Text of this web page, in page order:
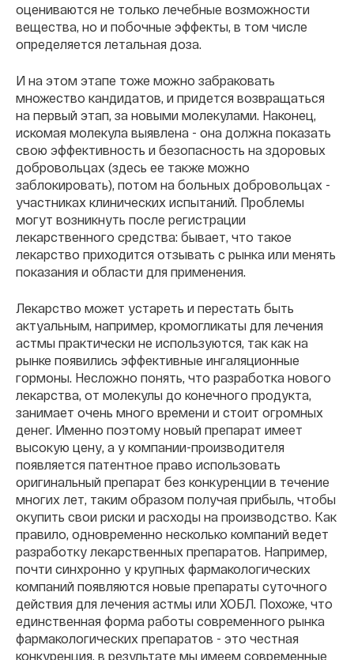
оцениваются не только лечебные возможности
вещества, но и побочные эффекты, в том числе
определяется летальная доза.
И на этом этапе тоже можно забраковать
множество кандидатов, и придется возвращаться
на первый этап, за новыми молекулами. Наконец,
искомая молекула выявлена - она должна показать
свою эффективность и безопасность на здоровых
добровольцах (здесь ее также можно
заблокировать), потом на больных добровольцах -
участниках клинических испытаний. Проблемы
могут возникнуть после регистрации
лекарственного средства: бывает, что такое
лекарство приходится отзывать с рынка или менять
показания и области для применения.
Лекарство может устареть и перестать быть
актуальным, например, кромогликаты для лечения
астмы практически не используются, так как на
рынке появились эффективные ингаляционные
гормоны. Несложно понять, что разработка нового
лекарства, от молекулы до конечного продукта,
занимает очень много времени и стоит огромных
денег. Именно поэтому новый препарат имеет
высокую цену, а у компании-производителя
появляется патентное право использовать
оригинальный препарат без конкуренции в течение
многих лет, таким образом получая прибыль, чтобы
окупить свои риски и расходы на производство. Как
правило, одновременно несколько компаний ведет
разработку лекарственных препаратов. Например,
почти синхронно у крупных фармакологических
компаний появляются новые препараты суточного
действия для лечения астмы или ХОБЛ. Похоже, что
единственная форма работы современного рынка
фармакологических препаратов - это честная
конкуренция, в результате мы имеем современные